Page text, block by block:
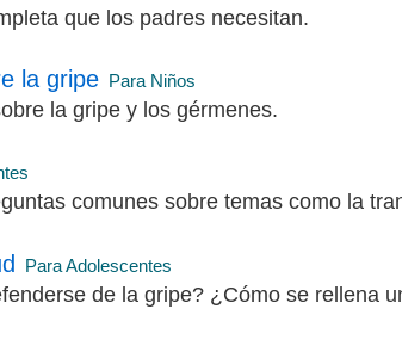
que los padres necesitan.
la gripe Para Niños
la gripe y los gérmenes.
comunes sobre temas como la
Para Adolescentes
de la gripe? ¿Cómo se rellena